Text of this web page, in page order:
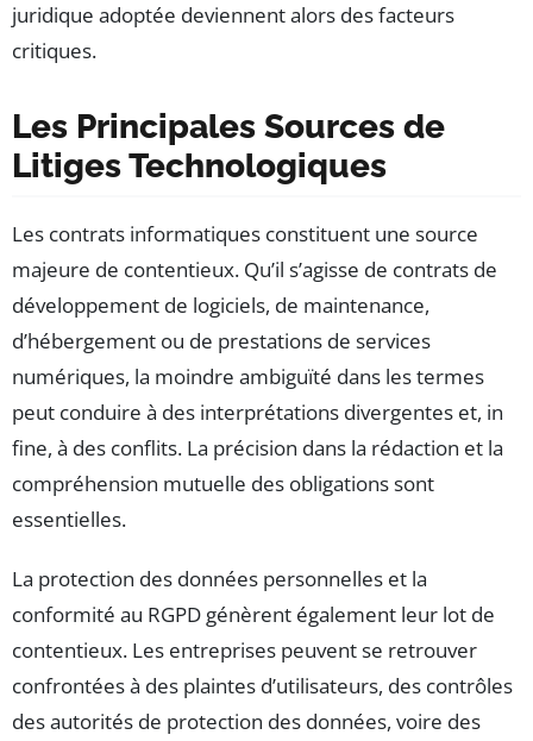
juridique adoptée deviennent alors des facteurs
critiques.
Les Principales Sources de
Litiges Technologiques
Les contrats informatiques constituent une source
majeure de contentieux. Qu’il s’agisse de contrats de
développement de logiciels, de maintenance,
d’hébergement ou de prestations de services
numériques, la moindre ambiguïté dans les termes
peut conduire à des interprétations divergentes et, in
fine, à des conflits. La précision dans la rédaction et la
compréhension mutuelle des obligations sont
essentielles.
La protection des données personnelles et la
conformité au RGPD génèrent également leur lot de
contentieux. Les entreprises peuvent se retrouver
confrontées à des plaintes d’utilisateurs, des contrôles
des autorités de protection des données, voire des